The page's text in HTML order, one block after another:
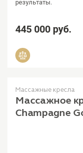
результаты.
445 000 руб.
Массажные кресла
Массажное
Champagne